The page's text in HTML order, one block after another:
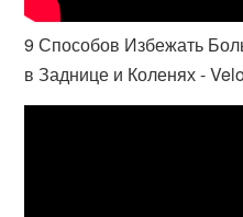
9 Способов Избежать
в Заднице и Коленях -